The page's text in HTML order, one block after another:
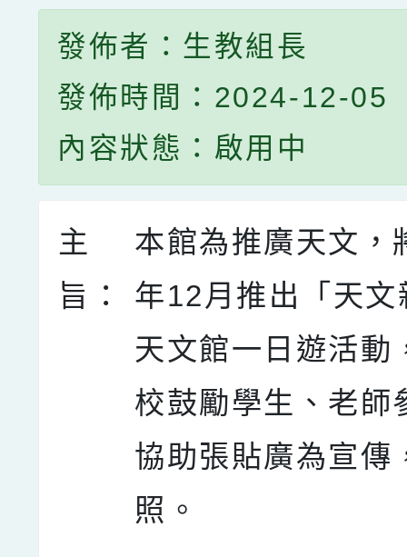
發佈者：生教組長
發佈時間：2024-12-05
內容狀態：啟用中
主
旨：
本館為推廣天文，
年12月推出「天文
天文館一日遊活動
校鼓勵學生、老師
協助張貼廣為宣傳
照。